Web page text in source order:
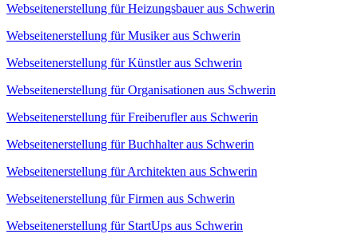
Webseitenerstellung für Heizungsbauer aus Schwerin
Webseitenerstellung für Musiker aus Schwerin
Webseitenerstellung für Künstler aus Schwerin
Webseitenerstellung für Organisationen aus Schwerin
Webseitenerstellung für Freiberufler aus Schwerin
Webseitenerstellung für Buchhalter aus Schwerin
Webseitenerstellung für Architekten aus Schwerin
Webseitenerstellung für Firmen aus Schwerin
Webseitenerstellung für StartUps aus Schwerin